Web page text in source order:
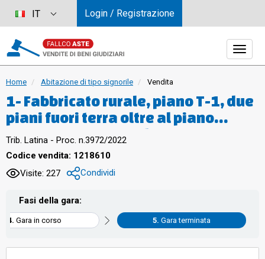
Home Abitazione di tipo signorile Vendita
1- Fabbricato rurale, piano T-1, due
piani fuori terra oltre al piano
interrato; 2- quota di 1/3 in
comproprietà dell'area di accesso
al Bene 1; 3- Area urbana, corte del
fabbricato; 4- Area urbana,
porzione della corte del fabbricato;
5 - Area urbana, porzione della
corte del fabbricato su cui è
presente piscina e gazebo; 6- Area
Trib. Latina - Proc. n.3972/2022
Codice vendita: 1218610
Visite: 227
Condividi
Fasi della gara:
Gara in corso Gara terminata
IT Login / Registrazione